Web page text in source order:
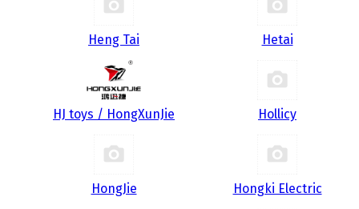
Heng Tai Hetai
HJ toys / HongXunJie Hollicy
HongJie Hongki Electric